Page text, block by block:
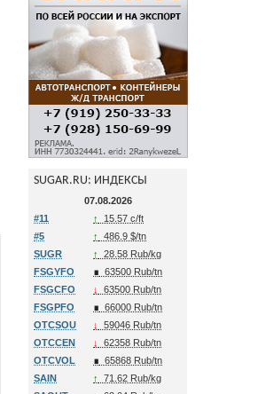
SUGAR.RU: ИНДЕКСЫ
07.08.2026
#11
↑
15.57 c/ft
#5
↑
486.9 $/tn
SUGR
↑
28.58 Rub/kg
FSGYFO
∎ 63500 Rub/tn
FSGCFO
↓
63500 Rub/tn
FSGPFO
∎ 66000 Rub/tn
OTCSOU
↓
59046 Rub/tn
OTCCEN
↓
62358 Rub/tn
OTCVOL
∎ 65868 Rub/tn
SAIN
↑
71.62 Rub/kg